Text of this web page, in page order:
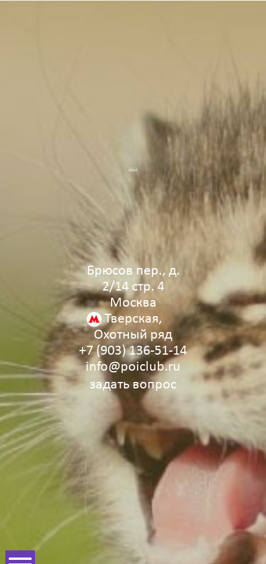
Брюсов пер., д.
2/14 стр. 4
Москва
Тверская,
Охотный ряд
+7 (903) 136‑51‑14
info@poiclub.ru
задать вопрос